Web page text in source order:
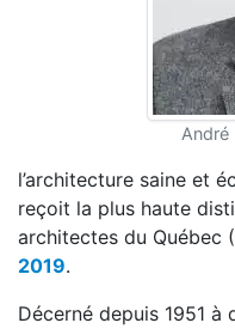
l’architecture saine et
reçoit la plus haute
architectes du Québec
2019.
Décerné depuis 1951 à